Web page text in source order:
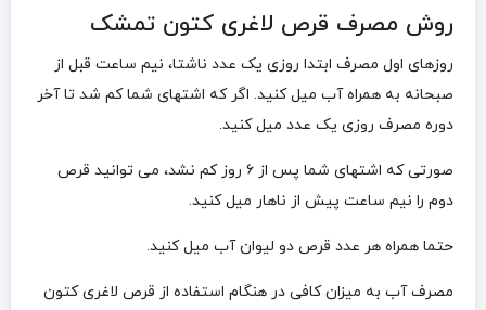
روش مصرف قرص لاغری کتون تمشک
روزهای اول مصرف ابتدا روزی یک عدد ناشتا، نیم ساعت قبل از
صبحانه به همراه آب میل کنید. اگر که اشتهای شما کم شد تا آخر
دوره مصرف روزی یک عدد میل کنید.
صورتی که اشتهای شما پس از ۶ روز کم نشد، می توانید قرص
دوم را نیم ساعت پیش از ناهار میل کنید.
حتما همراه هر عدد قرص دو لیوان آب میل کنید.
مصرف آب به میزان کافی در هنگام استفاده از قرص لاغری کتون